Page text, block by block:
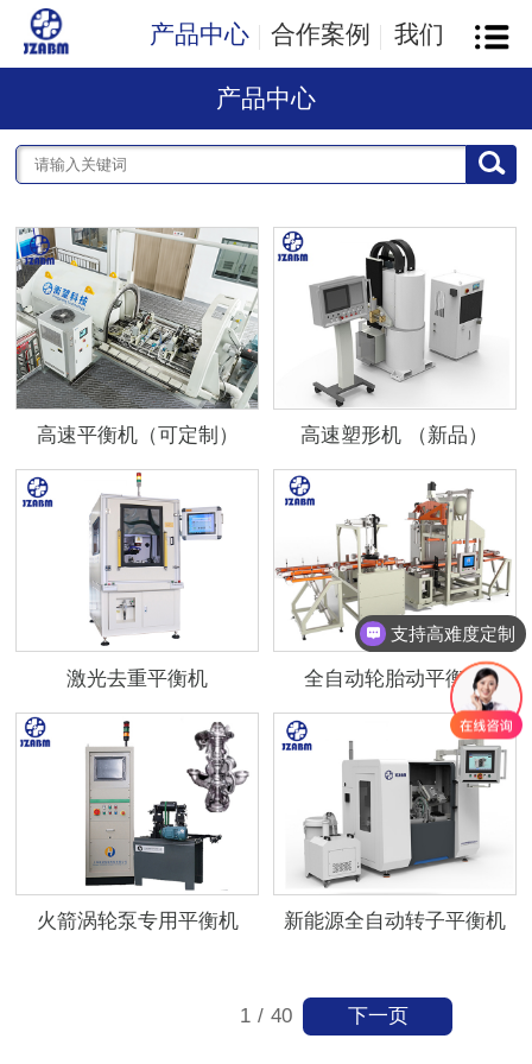
产品中心 合作案例 我们
产品中心
高速平衡机（可定制） 高速塑形机 （新品）
激光去重平衡机 全自动轮胎动平衡机
火箭涡轮泵专用平衡机 新能源全自动转子平衡机
1 / 40 下一页
支持高难度定制